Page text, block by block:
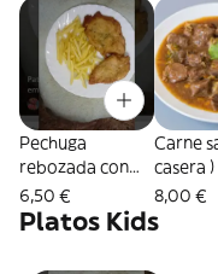
Pechuga
rebozada con
patatas
6,50 €
Carne
casera )
8,00 €
Platos Kids